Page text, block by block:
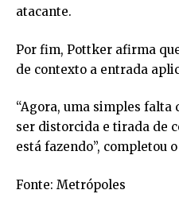
atacante.
Por fim, Pottker afirma
de contexto a entrada
“Agora, uma simples falta
ser distorcida e tirada de
está fazendo”, completou
Fonte: Metrópoles